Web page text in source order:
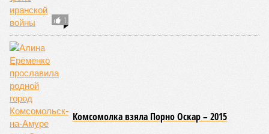
1
Комсомолка взяла Порно Оскар – 2015